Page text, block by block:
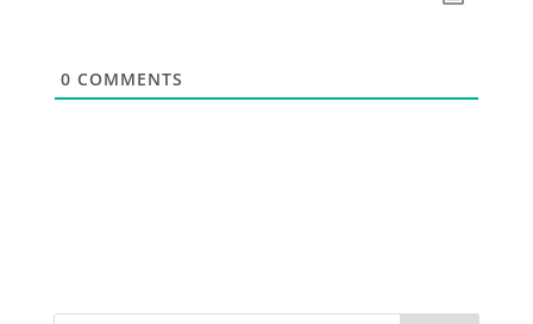
0 COMMENTS